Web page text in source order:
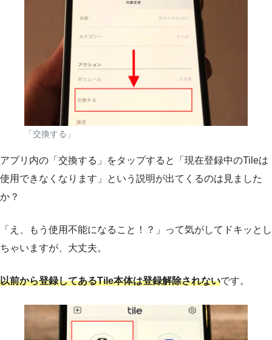
「交換する」
アプリ内の「交換する」をタップすると「現在登録中のTileは
使用できなくなります」という説明が出てくるのは見ました
か？
「え、もう使用不能になること！？」って気がしてドキッとし
ちゃいますが、大丈夫。
以前から登録してあるTile本体は登録解除されないです。